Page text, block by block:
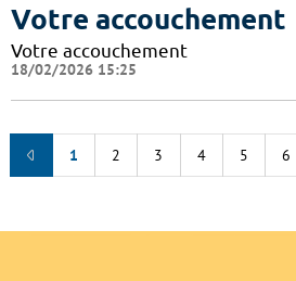
Votre accouchement
Votre accouchement
18/02/2026 15:25
1 2 3 4 5 6